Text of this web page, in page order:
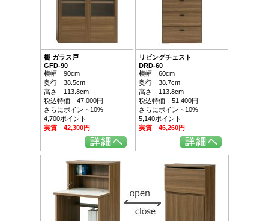
棚 ガラス戸
GFD-90
横幅 90cm
奥行 38.5cm
高さ 113.8cm
税込特価 47,000円
さらにポイント10%
4,700ポイント
実質 42,300円
リビングチェスト
DRD-60
横幅 60cm
奥行 38.7cm
高さ 113.8cm
税込特価 51,400円
さらにポイント10%
5,140ポイント
実質 46,260円